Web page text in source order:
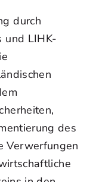
durch
und LIHK-
des
Verwerfungen